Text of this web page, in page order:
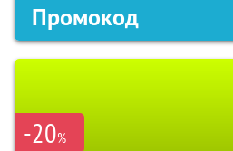
Промокод
-20%